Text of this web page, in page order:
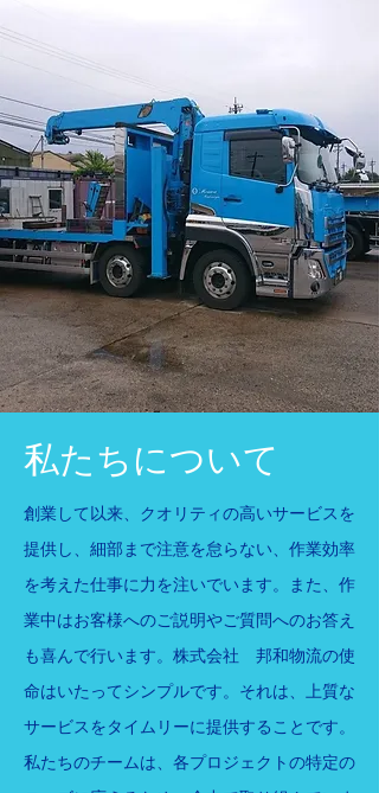
私たちについて
創業して以来、クオリティの高いサービスを
提供し、細部まで注意を怠らない、作業効率
を考えた仕事に力を注いでいます。また、作
業中はお客様へのご説明やご質問へのお答え
も喜んで行います。 株式会社 邦和物流の使
命はいたってシンプルです。それは、上質な
サービスをタイムリーに提供することです。
私たちのチームは、各プロジェクトの特定の